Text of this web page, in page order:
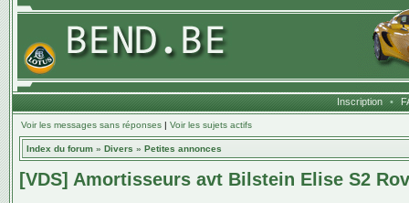
Inscription •
Voir les messages sans réponses | Voir les sujets actifs
Index du forum » Divers » Petites annonces
[VDS] Amortisseurs avt Bilstein Elise S2